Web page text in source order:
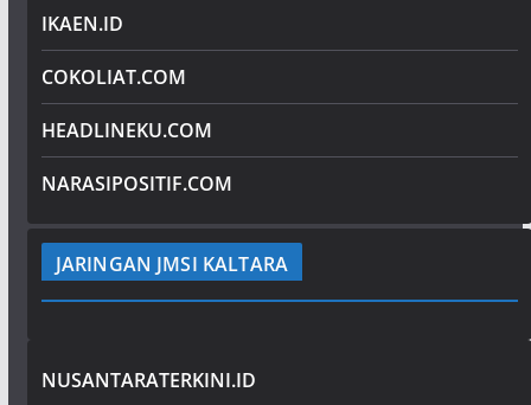
IKAEN.ID
COKOLIAT.COM
HEADLINEKU.COM
NARASIPOSITIF.COM
JARINGAN JMSI KALTARA
NUSANTARATERKINI.ID